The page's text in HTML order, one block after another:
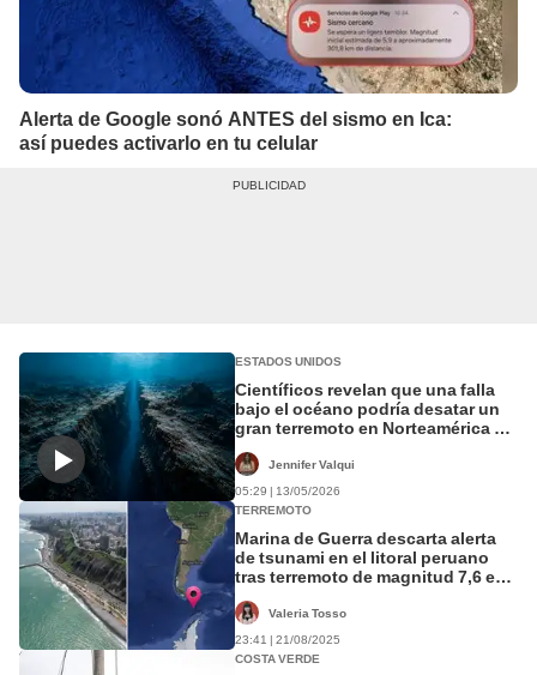
Alerta de Google sonó ANTES del sismo en Ica:
así puedes activarlo en tu celular
ESTADOS UNIDOS
Científicos revelan que una falla
bajo el océano podría desatar un
gran terremoto en Norteamérica en
Jennifer Valqui
05:29 | 13/05/2026
TERREMOTO
Marina de Guerra descarta alerta
de tsunami en el litoral peruano
tras terremoto de magnitud 7,6 en
Valeria Tosso
23:41 | 21/08/2025
COSTA VERDE